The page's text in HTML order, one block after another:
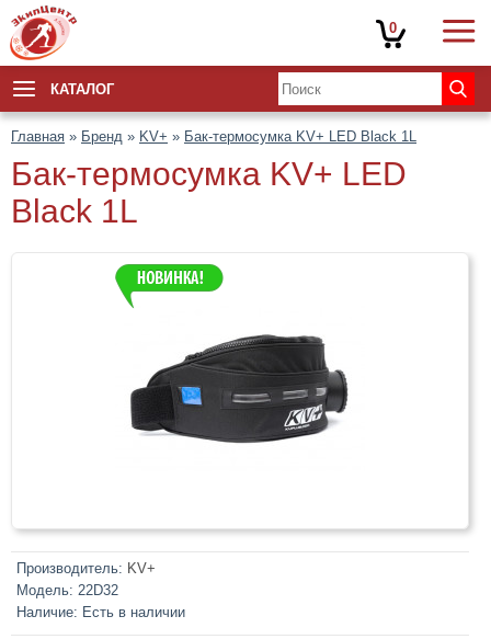
КАТАЛОГ
Главная » Бренд » KV+ » Бак-термосумка KV+ LED Black 1L
Бак-термосумка KV+ LED
Black 1L
Производитель: KV+
Модель: 22D32
Наличие: Есть в наличии
0